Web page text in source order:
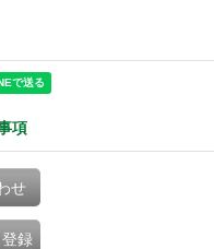
項
せ
録